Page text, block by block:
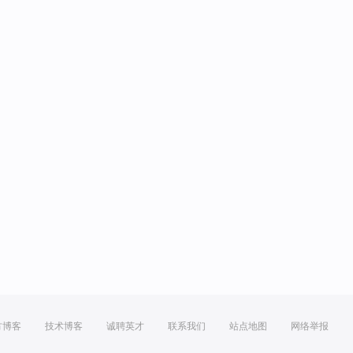
博客 技术博客 诚聘英才 联系我们 站点地图 网络举报